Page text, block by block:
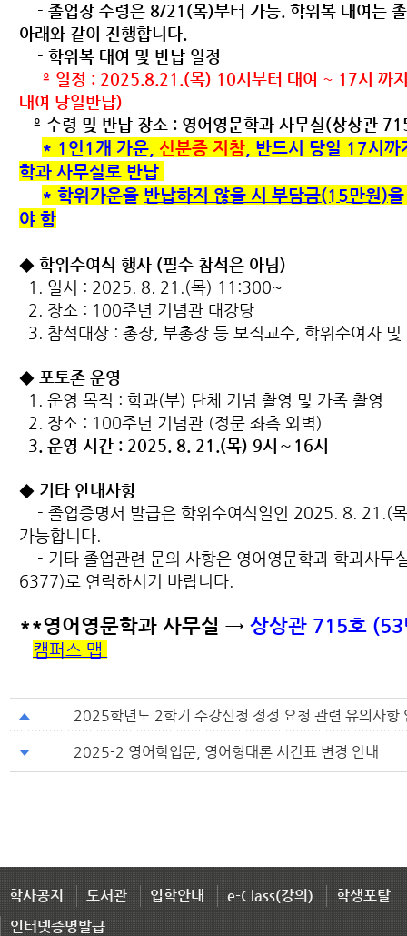
- 졸업장 수령은 8/21(목)부터 가능. 학위복 대여는
아래와 같이 진행합니다.
- 학위복 대여 및 반납 일정
º 일정 : 2025.8.21.(목) 10시부터 대여 ~ 17시 까
대여 당일반납)
º 수령 및 반납 장소 : 영어영문학과 사무실(상상관
* 1인1개 가운,신분증 지참 , 반드시 당일 17시
학과 사무실로 반납
* 학위가운을 반납하지 않을 시 부담금(15만원)
야 함
◆ 학위수여식 행사 (필수 참석은 아님)
1. 일시 : 2025. 8. 21.(목) 11:300~
2. 장소 : 100주년 기념관 대강당
3. 참석대상 : 총장, 부총장 등 보직교수, 학위수여자
◆ 포토존 운영
1. 운영 목적 : 학과(부) 단체 기념 촬영 및 가족 촬영
2. 장소 : 100주년 기념관 (정문 좌측 외벽)
3. 운영 시간 : 2025. 8. 21.(목) 9시∼16시
◆ 기타 안내사항
- 졸업증명서 발급은 학위수여식일인 2025. 8. 21.(
가능합니다.
- 기타 졸업관련 문의 사항은 영어영문학과 학과사
6377)로 연락하시기 바랍니다.
**영어영문학과 사무실→ 상상관 715호
캠퍼스 맵
2025학년도 2학기 수강신청 정정 요청 관련 유의사항
2025-2 영어학입문, 영어형태론 시간표 변경 안내
학사공지 도서관 입학안내 e-Class(강의)
학생포탈
인터넷증명발급